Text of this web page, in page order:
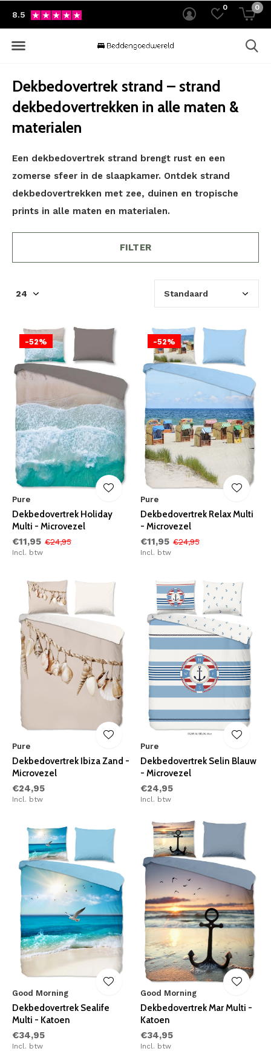
0 0
8.5
Dekbedovertrek strand – strand
dekbedovertrekken in alle maten &
materialen
Een dekbedovertrek strand brengt rust en een
zomerse sfeer in de slaapkamer. Ontdek strand
dekbedovertrekken met zee, duinen en tropische
prints in alle maten en materialen.
FILTER
-52%
Pure
Dekbedovertrek Holiday
Multi - Microvezel
€11,95 €24,95
Incl. btw
-52%
Pure
Dekbedovertrek Relax Multi
- Microvezel
€11,95 €24,95
Incl. btw
Pure
Dekbedovertrek Ibiza Zand -
Microvezel
€24,95
Incl. btw
Pure
Dekbedovertrek Selin Blauw
- Microvezel
€24,95
Incl. btw
Good Morning
Dekbedovertrek Sealife
Multi - Katoen
€34,95
Incl. btw
Good Morning
Dekbedovertrek Mar Multi -
Katoen
€34,95
Incl. btw